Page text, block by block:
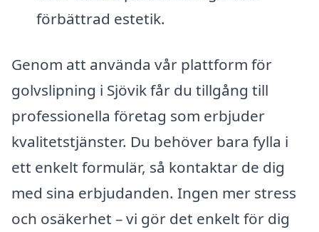
förbättrad estetik.
Genom att använda vår plattform för
golvslipning i Sjövik får du tillgång till
professionella företag som erbjuder
kvalitetstjänster. Du behöver bara fylla i
ett enkelt formulär, så kontaktar de dig
med sina erbjudanden. Ingen mer stress
och osäkerhet – vi gör det enkelt för dig